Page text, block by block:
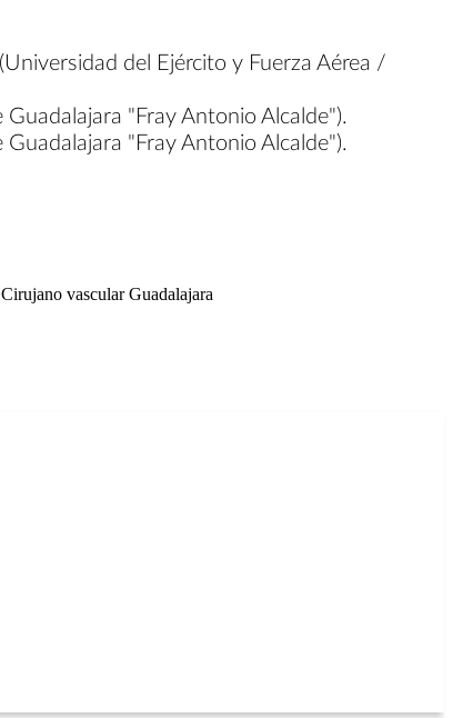
del Ejército y Fuerza Aérea /
"Fray Antonio Alcalde").
"Fray Antonio Alcalde").